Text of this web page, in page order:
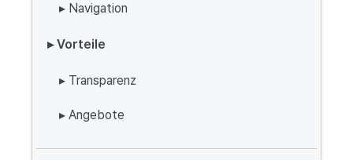
▸ Navigation
▸ Vorteile
▸ Transparenz
▸ Angebote